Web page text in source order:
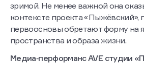
зримой. Не менее важной она
контексте проекта «Пыжёвский»,
первоосновы обретают форму на
пространства и образа жизни.
Медиа‑перформанс AVE студии